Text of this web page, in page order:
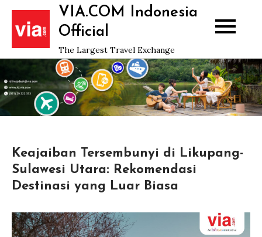
Skip
content
VIA.COM Indonesia
Official
The Largest Travel Exchange
Keajaiban Tersembunyi di Likupang-
Sulawesi Utara: Rekomendasi
Destinasi yang Luar Biasa